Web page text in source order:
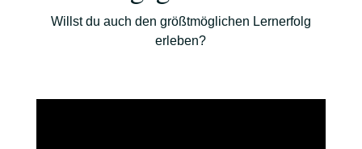
Willst du auch den größtmöglichen Lernerfolg
erleben?